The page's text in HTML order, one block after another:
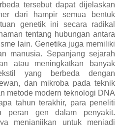
tersebut dapat dijelaskan
dari hampir semua bentuk
genetik ini secara radikal
tentang hubungan antara
lain. Genetika juga memiliki
manusia. Sepanjang sejarah
atau meningkatkan banyak
yang berbeda dengan
dan mikroba pada teknik
metode modern teknologi DNA
tahun terakhir, para peneliti
peran gen dalam penyakit.
menjanjikan untuk menjadi